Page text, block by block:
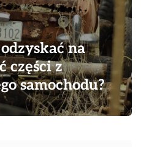
na
części z
samochodu?